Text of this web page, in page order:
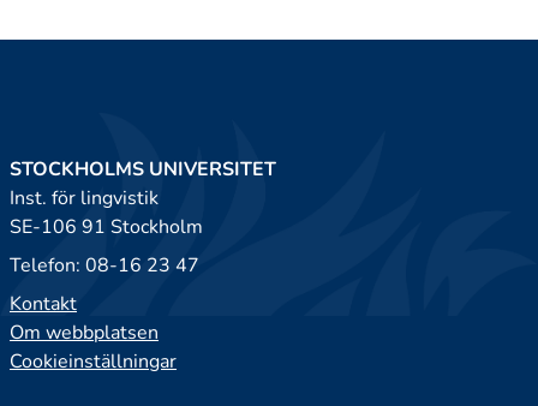
STOCKHOLMS UNIVERSITET
Inst. för lingvistik
SE-106 91 Stockholm
Telefon: 08-16 23 47
Kontakt
Om webbplatsen
Cookieinställningar